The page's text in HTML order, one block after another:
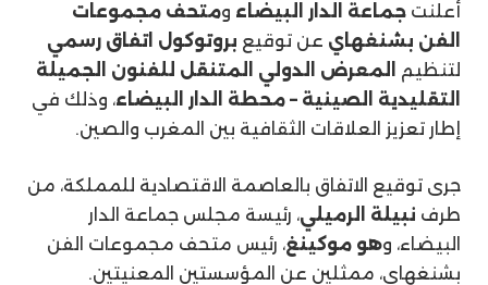
أعلنت جماعة الدار البيضاء ومتحف مجموعات
الفن بشنغهاي عن توقيع بروتوكول اتفاق رسمي
لتنظيم
المعرض الدولي المتنقل للفنون الجميلة
التقليدية الصينية – محطة الدار البيضاء، وذلك في
إطار تعزيز العلاقات الثقافية بين المغرب والصين.
جرى توقيع الاتفاق بالعاصمة الاقتصادية للمملكة، من
طرف نبيلة الرميلي، رئيسة مجلس جماعة الدار
البيضاء، وهو موكينغ، رئيس متحف مجموعات الفن
بشنغهاي، ممثلين عن المؤسستين المعنيتين.